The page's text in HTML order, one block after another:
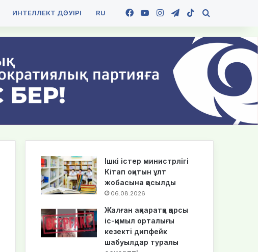
ИНТЕЛЛЕКТ ДӘУІРІ RU Facebook
YouTubeInstagram
Telegram
TikTok
Ішкі істер министрлігі
Кітап оқитын ұлт
жобасына қосылды
06.08.2026
Жалған ақпаратқа қарсы
іс-қимыл орталығы
кезекті дипфейк
шабуылдар туралы